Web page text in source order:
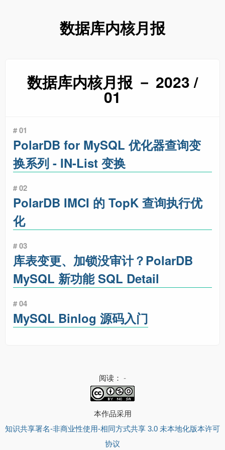
数据库内核月报
数据库内核月报 － 2023 /
01
# 01
PolarDB for MySQL 优化器查询变
换系列 - IN-List 变换
# 02
PolarDB IMCI 的 TopK 查询执行优
化
# 03
库表变更、加锁没审计？PolarDB
MySQL 新功能 SQL Detail
# 04
MySQL Binlog 源码入门
阅读： -
本作品采用
知识共享署名-非商业性使用-相同方式共享 3.0 未本地化版本许可
协议